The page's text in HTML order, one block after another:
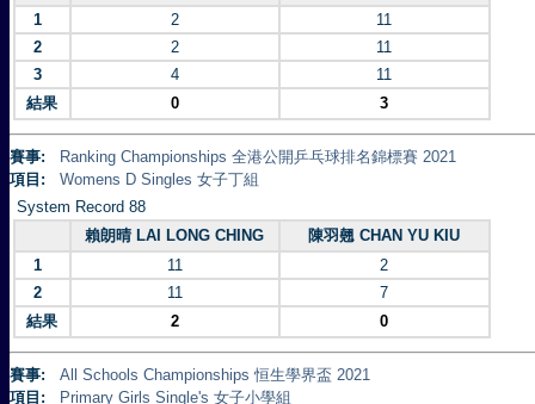
1
2
11
2
2
11
3
4
11
結果
0 3
賽事:
Ranking Championships 全港公開乒乓球排名錦標賽 2021
項目:
Womens D Singles 女子丁組
System Record 88
賴朗晴 LAI LONG CHING
陳羽翹 CHAN YU KIU
1
11
2
2
11
7
結果
2 0
賽事:
All Schools Championships 恒生學界盃 2021
項目:
Primary Girls Single's 女子小學組